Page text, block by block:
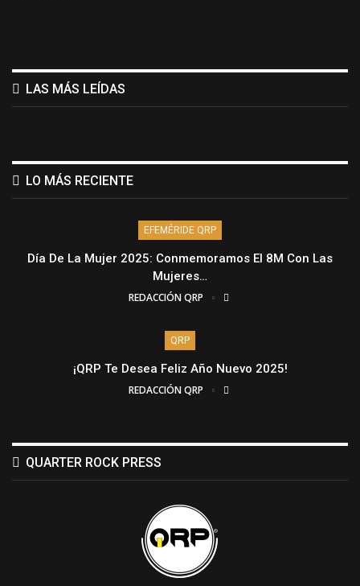
LAS MÁS LEÍDAS
LO MÁS RECIENTE
EFEMÉRIDE QRP
Día De La Mujer 2025: Conmemoramos El 8M Con Las
Mujeres…
REDACCIÓN QRP
QRP
¡QRP Te Desea Feliz Año Nuevo 2025!
REDACCIÓN QRP
QUARTER ROCK PRESS